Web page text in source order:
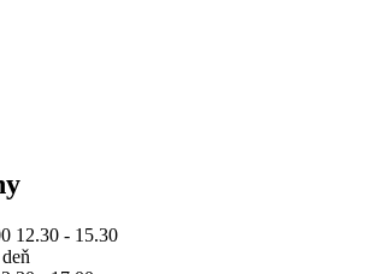
12.30 - 15.30